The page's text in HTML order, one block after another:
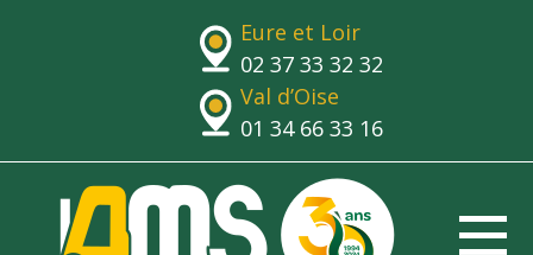
Eure et Loir
02 37 33 32 32
Val d’Oise
01 34 66 33 16